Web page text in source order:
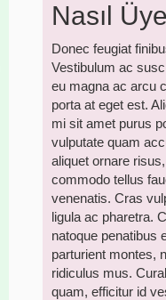
Nasıl
Donec feugiat
Vestibulum ac
eu magna ac arcu
porta at eget est.
mi sit amet purus
vulputate quam
aliquet ornare
commodo tellus
venenatis. Cras
ligula ac pharetra.
natoque penatibus
parturient montes,
ridiculus mus.
quam, efficitur id